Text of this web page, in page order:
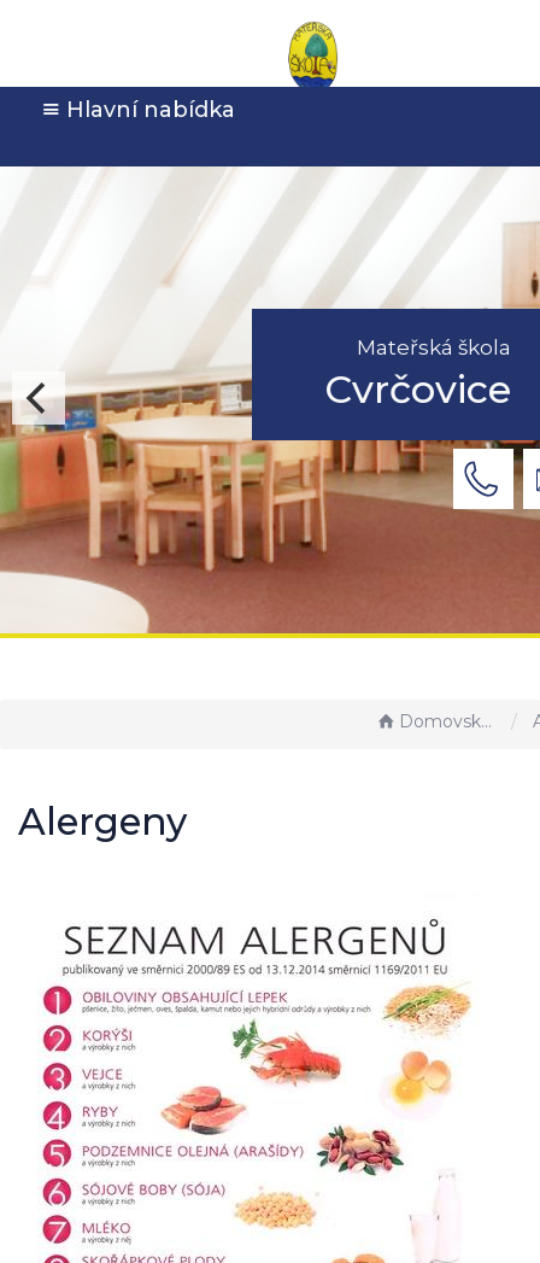
Hlavní nabídka
Mateřská škola
Cvrčovice
Domovská stránka
Alergeny